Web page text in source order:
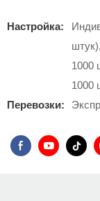
Настройка:
1000
1000
Перевозки: